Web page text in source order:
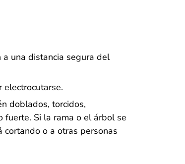
una distancia segura del
electrocutarse.
doblados, torcidos,
Si la rama o el árbol se
o a otras personas